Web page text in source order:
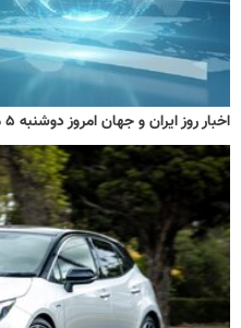
اخبار روز ایران و جهان امروز دوشنبه ۵ مرداد ۱۴۰۵ / خبر فوری زلزله و جنگ